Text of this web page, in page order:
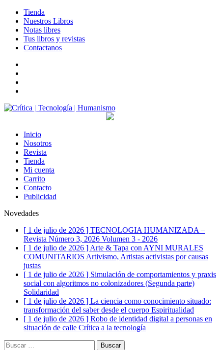
Tienda
Nuestros Libros
Notas libres
Tus libros y revistas
Contactanos
Inicio
Nosotros
Revista
Tienda
Mi cuenta
Carrito
Contacto
Publicidad
Novedades
[ 1 de julio de 2026 ] TECNOLOGIA HUMANIZADA –
Revista Número 3, 2026 Volumen 3 - 2026
[ 1 de julio de 2026 ] Arte & Tapa con AYNI MURALES
COMUNITARIOS Artivismo, Artistas activistas por causas
justas
[ 1 de julio de 2026 ] Simulación de comportamientos y praxis
social con algoritmos no colonizadores (Segunda parte)
Solidaridad
[ 1 de julio de 2026 ] La ciencia como conocimiento situado:
transformación del saber desde el cuerpo Espiritualidad
[ 1 de julio de 2026 ] Robo de identidad digital a personas en
situación de calle Crítica a la tecnología
Buscar: